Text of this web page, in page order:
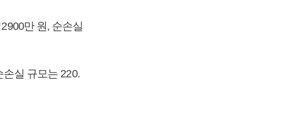
만 원, 순손실
실 규모는 220.